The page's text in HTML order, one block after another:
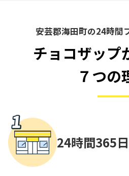
安芸郡海田町の24時間
チョコザップ
７つの
24時間365日